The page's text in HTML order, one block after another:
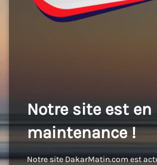
Notre site est en
maintenance !
Notre site DakarMatin.com est